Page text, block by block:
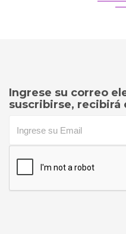
Ingrese su correo
suscribirse, recibirá